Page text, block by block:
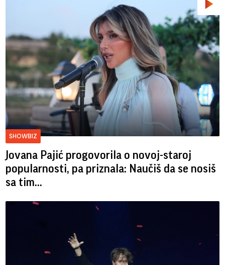
SHOWBIZ
Jovana Pajić progovorila o novoj-staroj
popularnosti, pa priznala: Naučiš da se nosiš
sa tim...